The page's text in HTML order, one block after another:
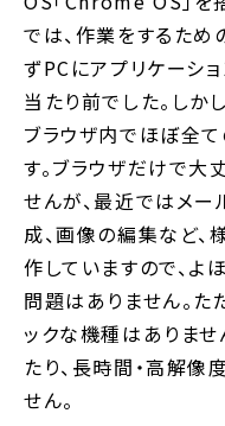
では、作業をするため
ずPCにアプリケーシ
当たり前でした。し
ブラウザ内でほぼ全
す。ブラウザだけで大
せんが、最近ではメ
成、画像の編集など、
作していますので、よ
問題はありません。た
ックな機種はありませ
たり、長時間・高解
せん。